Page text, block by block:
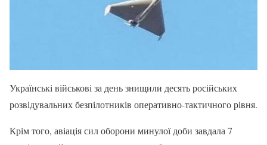
Українські військові за день знищили десять російських
розвідувальних безпілотників оперативно-тактичного рівня.
Крім того, авіація сил оборони минулої доби завдала 7